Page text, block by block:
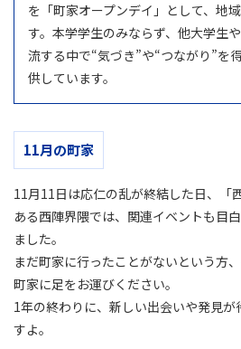
を「町家オープンデイ」として、地
す。本学学生のみならず、他大学生
流する中で“気づき”や“つながり”を
供しています。
11月の町家
11月11日は応仁の乱が終結した日、「
ある西陣界隈では、関連イベントも目
ました。
まだ町家に行ったことがないという方
町家に足をお運びください。
1年の終わりに、新しい出会いや発見
すよ。